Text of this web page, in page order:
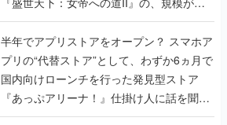
国内向けローンチを行った発見型ストア
『あっぷアリーナ！』仕掛け人に話を聞い
てみた
なぜ “あの花王” がホラーゲームを作ること
になったのか？ 敵に見つからないようにマ
ジックリンでこっそり掃除する『しずかな